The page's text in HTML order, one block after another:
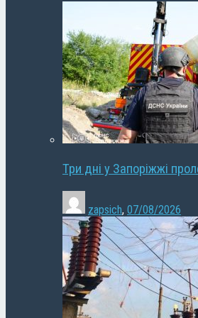
Три дні у Запоріжжі
zapsich, 07/08/2026